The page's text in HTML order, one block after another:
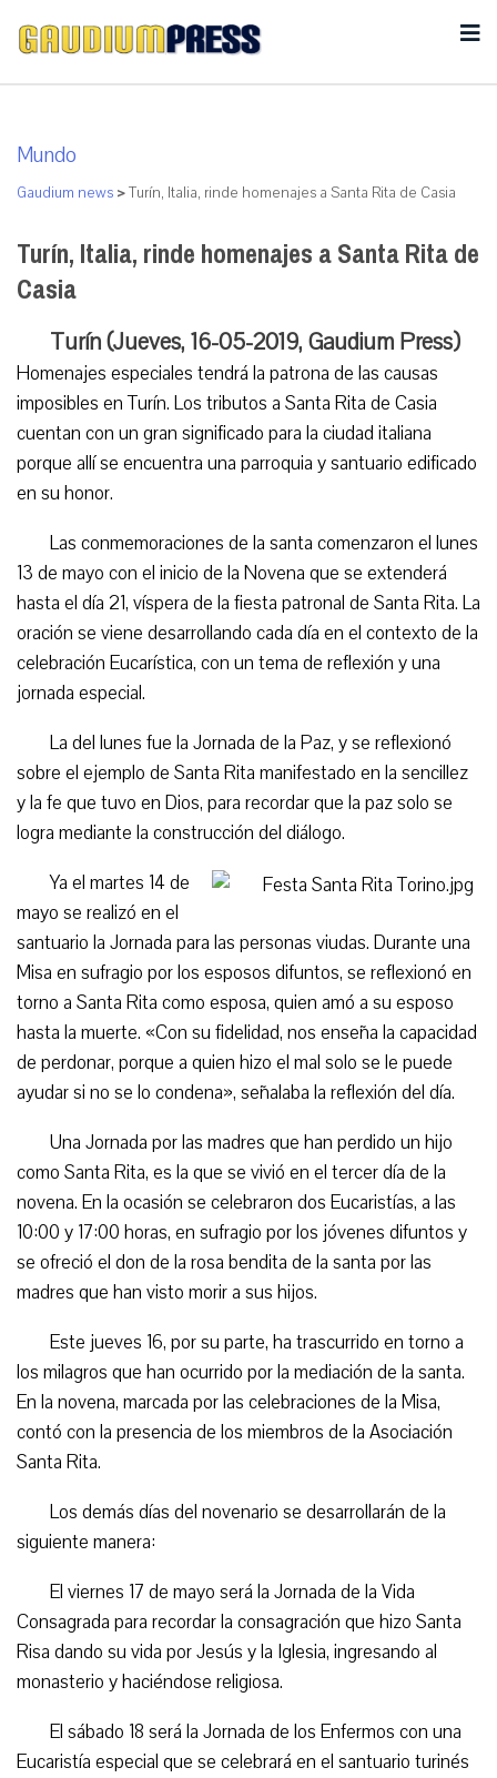
Mundo
Gaudium news >Turín, Italia, rinde homenajes a Santa Rita de Casia
Turín, Italia, rinde homenajes a Santa Rita de
Casia
Turín (Jueves, 16-05-2019, Gaudium Press)
Homenajes especiales tendrá la patrona de las causas
imposibles en Turín. Los tributos a Santa Rita de Casia
cuentan con un gran significado para la ciudad italiana
porque allí se encuentra una parroquia y santuario edificado
en su honor.
Las conmemoraciones de la santa comenzaron el lunes
13 de mayo con el inicio de la Novena que se extenderá
hasta el día 21, víspera de la fiesta patronal de Santa Rita. La
oración se viene desarrollando cada día en el contexto de la
celebración Eucarística, con un tema de reflexión y una
jornada especial.
La del lunes fue la Jornada de la Paz, y se reflexionó
sobre el ejemplo de Santa Rita manifestado en la sencillez
y la fe que tuvo en Dios, para recordar que la paz solo se
logra mediante la construcción del diálogo.
Ya el martes 14 de
mayo se realizó en el
santuario la Jornada para las personas viudas. Durante una
Misa en sufragio por los esposos difuntos, se reflexionó en
torno a Santa Rita como esposa, quien amó a su esposo
hasta la muerte. «Con su fidelidad, nos enseña la capacidad
de perdonar, porque a quien hizo el mal solo se le puede
ayudar si no se lo condena», señalaba la reflexión del día.
Una Jornada por las madres que han perdido un hijo
como Santa Rita, es la que se vivió en el tercer día de la
novena. En la ocasión se celebraron dos Eucaristías, a las
10:00 y 17:00 horas, en sufragio por los jóvenes difuntos y
se ofreció el don de la rosa bendita de la santa por las
madres que han visto morir a sus hijos.
Este jueves 16, por su parte, ha trascurrido en torno a
los milagros que han ocurrido por la mediación de la santa.
En la novena, marcada por las celebraciones de la Misa,
contó con la presencia de los miembros de la Asociación
Santa Rita.
Los demás días del novenario se desarrollarán de la
siguiente manera:
El viernes 17 de mayo será la Jornada de la Vida
Consagrada para recordar la consagración que hizo Santa
Risa dando su vida por Jesús y la Iglesia, ingresando al
monasterio y haciéndose religiosa.
El sábado 18 será la Jornada de los Enfermos con una
Eucaristía especial que se celebrará en el santuario turinés